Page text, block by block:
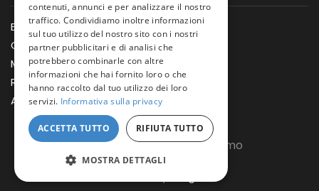
Barche
Gommoni
Motori
Rimorchi
Accessori
Copyright © Nautica Massimo
contenuti, annunci e per analizzare il nostro
traffico. Condividiamo inoltre informazioni
sul tuo utilizzo del nostro sito con i nostri
partner pubblicitari e di analisi che
potrebbero combinarle con altre
informazioni che hai fornito loro o che
hanno raccolto dal tuo utilizzo dei loro
servizi. Informativa sulla privacy
ACCETTA TUTTO RIFIUTA TUTTO
MOSTRA DETTAGLI